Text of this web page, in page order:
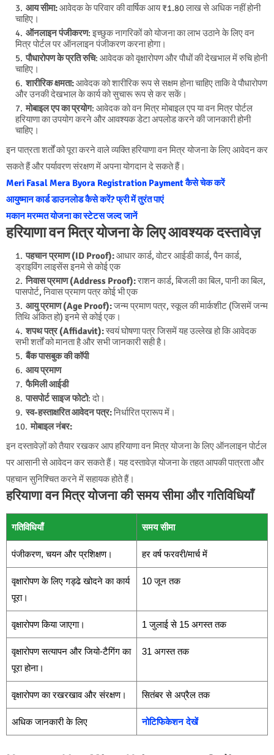
आय सीमा:आवेदक के परिवार की वार्षिक आय ₹1.80 लाख से अधिक नहीं होनी
चाहिए।
ऑनलाइन पंजीकरण: इच्छुक नागरिकों को योजना का लाभ उठाने के लिए वन
मित्र पोर्टल पर ऑनलाइन पंजीकरण करना होगा।
पौधारोपण के प्रति रुचि: आवेदक को वृक्षारोपण और पौधों की देखभाल में रुचि होनी
चाहिए।
शारीरिक क्षमता:आवेदक को शारीरिक रूप से सक्षम होना चाहिए ताकि वे पौधारोपण
और उनकी देखभाल के कार्य को सुचारू रूप से कर सकें।
मोबाइल एप का प्रयोग: आवेदक को वन मित्र मोबाइल एप या वन मित्र पोर्टल
हरियाणा का उपयोग करने और आवश्यक डेटा अपलोड करने की जानकारी होनी
चाहिए।
इन पात्रता शर्तों को पूरा करने वाले व्यक्ति हरियाणा वन मित्र योजना के लिए आवेदन कर
सकते हैं और पर्यावरण संरक्षण में अपना योगदान दे सकते हैं।
Meri Fasal Mera Byora Registration Payment कैसे चेक करें
आयुष्मान कार्ड डाउनलोड कैसे करें? फ्री में तुरंत पाएं
मकान मरम्मत योजना का स्टेटस जल्द जानें
हरियाणा वन मित्र योजना के लिए आवश्यक दस्तावेज़
पहचान प्रमाण (ID Proof):आधार कार्ड, वोटर आईडी कार्ड, पैन कार्ड,
ड्राइविंग लाइसेंस इनमे से कोई एक
निवास प्रमाण (Address Proof):राशन कार्ड, बिजली का बिल, पानी का बिल,
पासपोर्ट, निवास प्रमाण पत्र कोई भी एक
आयु प्रमाण (Age Proof):जन्म प्रमाण पत्र, स्कूल की मार्कशीट (जिसमें जन्म
तिथि अंकित हो) इनमे से कोई एक।
शपथ पत्र (Affidavit):स्वयं घोषणा पत्र जिसमें यह उल्लेख हो कि आवेदक
सभी शर्तों को मानता है और सभी जानकारी सही है।
बैंक पासबुक की कॉपी
आय प्रमाण
फैमिली आईडी
पासपोर्ट साइज फोटो: दो।
स्व-हस्ताक्षरित आवेदन पत्र:निर्धारित प्रारूप में।
मोबाइल नंबर:
इन दस्तावेज़ों को तैयार रखकर आप हरियाणा वन मित्र योजना के लिए ऑनलाइन पोर्टल
पर आसानी से आवेदन कर सकते हैं। यह दस्तावेज़ योजना के तहत आपकी पात्रता और
पहचान सुनिश्चित करने में सहायक होते हैं।
हरियाणा वन मित्र योजना की समय सीमा और गतिविधियाँ
गतिविधियाँ समय सीमा
पंजीकरण, चयन और प्रशिक्षण। हर वर्ष फरवरी/मार्च में
वृक्षारोपण के लिए गड्ढे खोदने का कार्य
पूरा।
10 जून तक
वृक्षारोपण किया जाएगा। 1 जुलाई से 15 अगस्त तक
वृक्षारोपण सत्यापन और जियो-टैगिंग का
पूरा होना।
31 अगस्त तक
वृक्षारोपण का रखरखाव और संरक्षण। सितंबर से अप्रैल तक
अधिक जानकारी के लिए नोटिफिकेशन देखें